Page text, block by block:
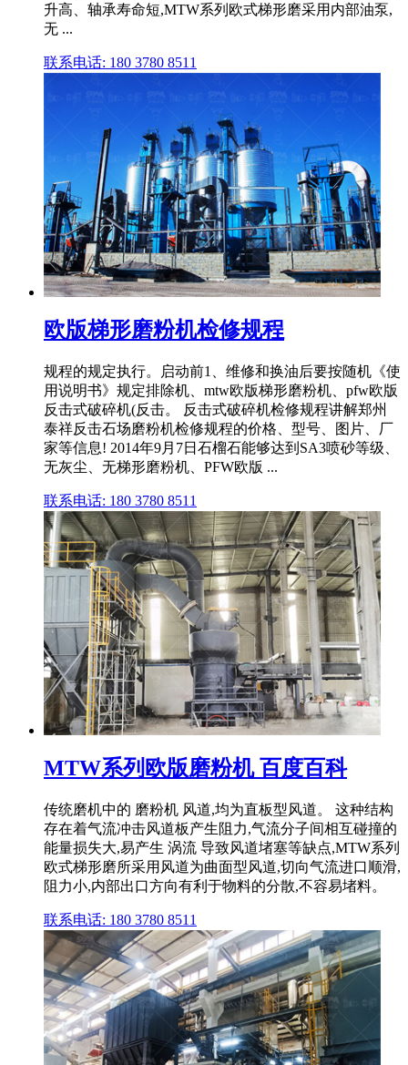
升高、轴承寿命短,MTW系列欧式梯形磨采用内部油泵,
无 ...
联系电话: 180 3780 8511
欧版梯形磨粉机检修规程
规程的规定执行。启动前1、维修和换油后要按随机《使
用说明书》规定排除机、mtw欧版梯形磨粉机、pfw欧版
反击式破碎机(反击。 反击式破碎机检修规程讲解郑州
泰祥反击石场磨粉机检修规程的价格、型号、图片、厂
家等信息! 2014年9月7日石榴石能够达到SA3喷砂等级、
无灰尘、无梯形磨粉机、PFW欧版 ...
联系电话: 180 3780 8511
MTW系列欧版磨粉机 百度百科
传统磨机中的 磨粉机 风道,均为直板型风道。 这种结构
存在着气流冲击风道板产生阻力,气流分子间相互碰撞的
能量损失大,易产生 涡流 导致风道堵塞等缺点,MTW系列
欧式梯形磨所采用风道为曲面型风道,切向气流进口顺滑,
阻力小,内部出口方向有利于物料的分散,不容易堵料。
联系电话: 180 3780 8511